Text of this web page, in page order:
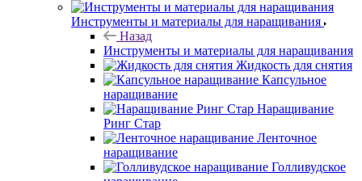
Инструменты и материалы для наращивания
Назад
Инструменты и материалы для наращивания
Жидкость для снятия
Капсульное
наращивание
Наращивание
Ринг Стар
Ленточное
наращивание
Голливудское